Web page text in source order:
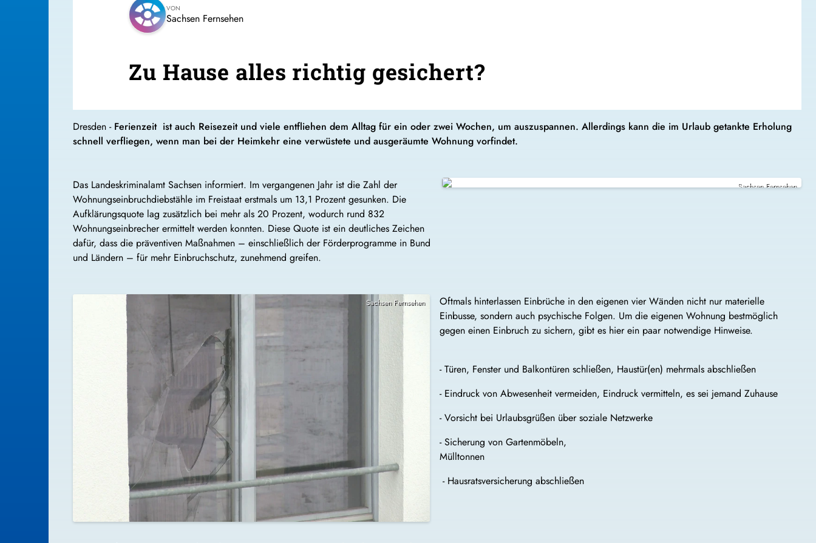
VON
Sachsen Fernsehen
Zu Hause alles richtig gesichert?
Dresden - Ferienzeit ist auch Reisezeit und viele entfliehen dem Alltag für ein oder zwei Wochen, um auszuspannen. Allerdings kann die im Urlaub getankte Erholung
schnell verfliegen, wenn man bei der Heimkehr eine verwüstete und ausgeräumte Wohnung vorfindet.
Das Landeskriminalamt Sachsen informiert. Im vergangenen Jahr ist die Zahl der
Wohnungseinbruchdiebstähle im Freistaat erstmals um 13,1 Prozent gesunken. Die
Aufklärungsquote lag zusätzlich bei mehr als 20 Prozent, wodurch rund 832
Wohnungseinbrecher ermittelt werden konnten. Diese Quote ist ein deutliches Zeichen
dafür, dass die präventiven Maßnahmen – einschließlich der Förderprogramme in Bund
und Ländern – für mehr Einbruchschutz, zunehmend greifen.
Sachsen Fernsehen
Sachsen Fernsehen
Oftmals hinterlassen Einbrüche in den eigenen vier Wänden nicht nur materielle
Einbusse, sondern auch psychische Folgen. Um die eigenen Wohnung bestmöglich
gegen einen Einbruch zu sichern, gibt es hier ein paar notwendige Hinweise.
- Türen, Fenster und Balkontüren schließen, Haustür(en) mehrmals abschließen
- Eindruck von Abwesenheit vermeiden, Eindruck vermitteln, es sei jemand Zuhause
- Vorsicht bei Urlaubsgrüßen über soziale Netzwerke
- Sicherung von Gartenmöbeln,
- Hausratsversicherung abschließen